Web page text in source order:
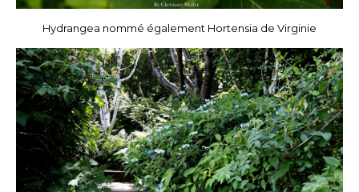
Hydrangea nommé également Hortensia de Virginie